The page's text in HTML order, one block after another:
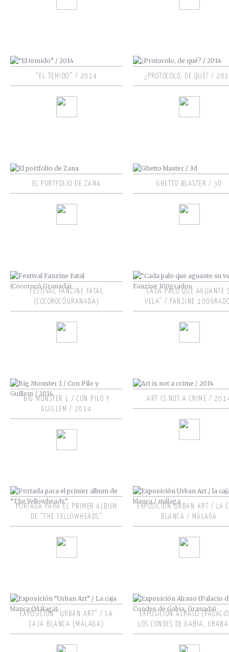
“EL TEMIDO” / 2014 ¿PROTOCOLO, DE QUÉ? /
EL PORTFOLIO DE ZANA GHETTO BLASTER / 3D
FESTIVAL FANZINE FATAL
(COCOROCÓ,GRANADA)
“CADA PALO QUE AGUANTE
VELA” / FANZINE
BIG MONSTER 1 / CON PILO Y
GUILLEM / 2014
ART IS NOT A CRIME /
PORTADA PARA EL PRIMER ALBUM
DE “THE YELLOWHEADS”
EXPOSICIÓN URBAN ART / LA
BLANCA / MÁLAGA
EXPOSICIÓN “URBAN ART” / LA
CAJA BLANCA (MÁLAGA)
EXPOSICIÓN ALRASO
LOS CONDES DE GABIA,